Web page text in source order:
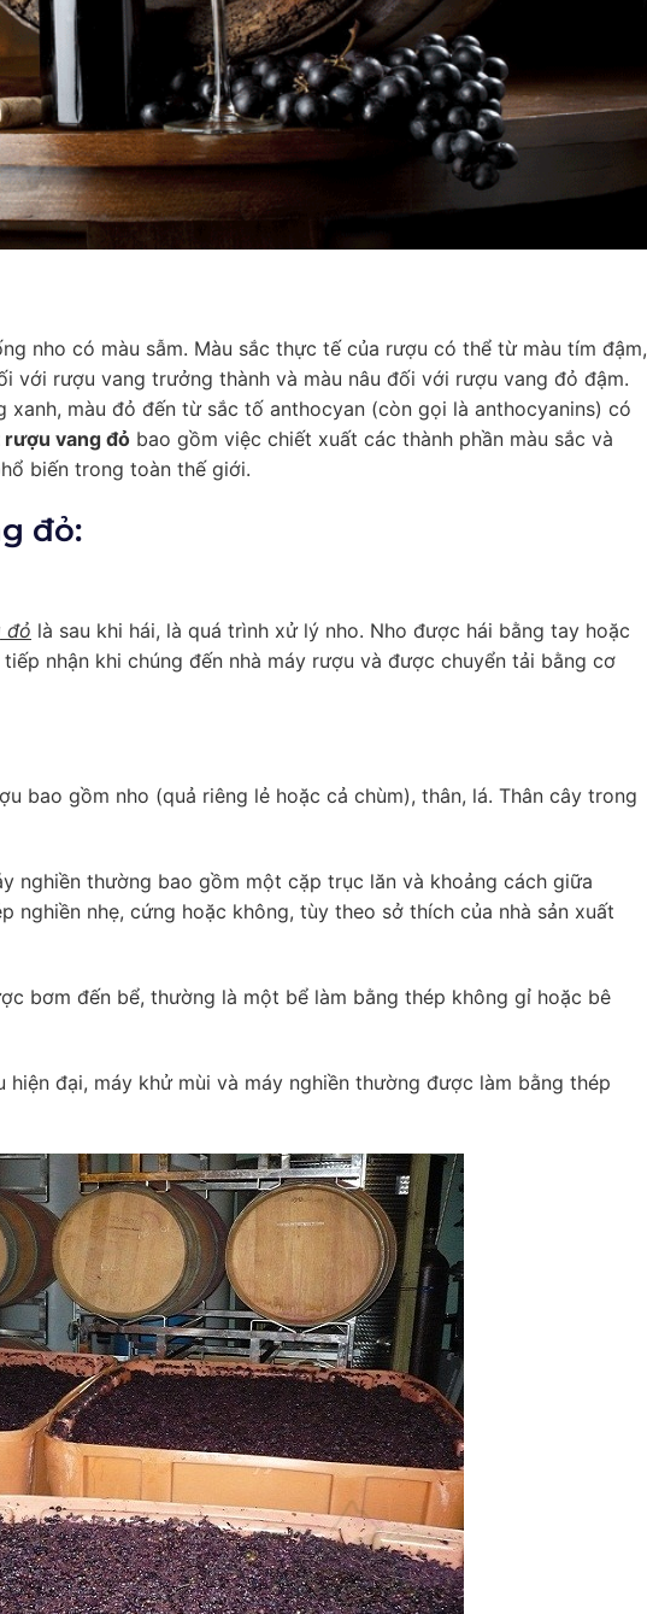
nho có màu sẫm. Màu sắc thực tế của rượu có thể từ màu tím đậm,
với rượu vang trưởng thành và màu nâu đối với rượu vang đỏ đậm.
màu đỏ đến từ sắc tố anthocyan (còn gọi là anthocyanins) có
vang đỏ bao gồm việc chiết xuất các thành phần màu sắc và
biến trong toàn thế giới.
đỏ:
đỏ là sau khi hái, là quá trình xử lý nho. Nho được hái bằng tay hoặc
nhận khi chúng đến nhà máy rượu và được chuyển tải bằng cơ
bao gồm nho (quả riêng lẻ hoặc cả chùm), thân, lá. Thân cây trong
nghiền thường bao gồm một cặp trục lăn và khoảng cách giữa
nhẹ, cứng hoặc không, tùy theo sở thích của nhà sản xuất
bơm đến bể, thường là một bể làm bằng thép không gỉ hoặc bê
đại, máy khử mùi và máy nghiền thường được làm bằng thép